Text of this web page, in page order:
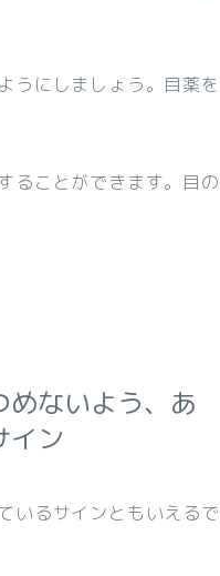
うにしましょう。目薬を
ることができます。目の
ないよう、あ
イン
いるサインともいえるで